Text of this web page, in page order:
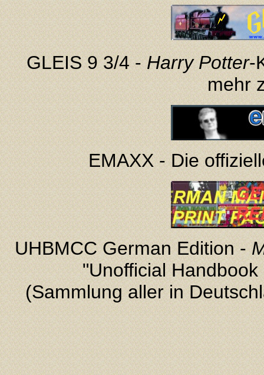
GLEIS 9 3/4 -Harry Potter-
mehr
EMAXX - Die
UHBMCC German Edition -
"Unofficial
(Sammlung aller in